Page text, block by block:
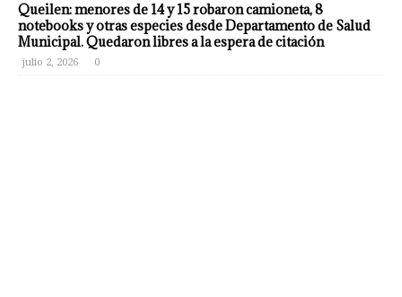
Queilen: menores de 14 y 15 robaron camioneta, 8
notebooks y otras especies desde Departamento de Salud
Municipal. Quedaron libres a la espera de citación
julio 2, 2026 0